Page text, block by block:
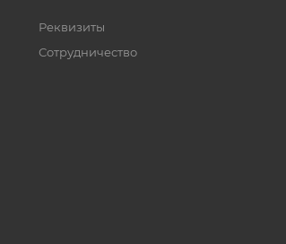
Реквизиты
Сотрудничество